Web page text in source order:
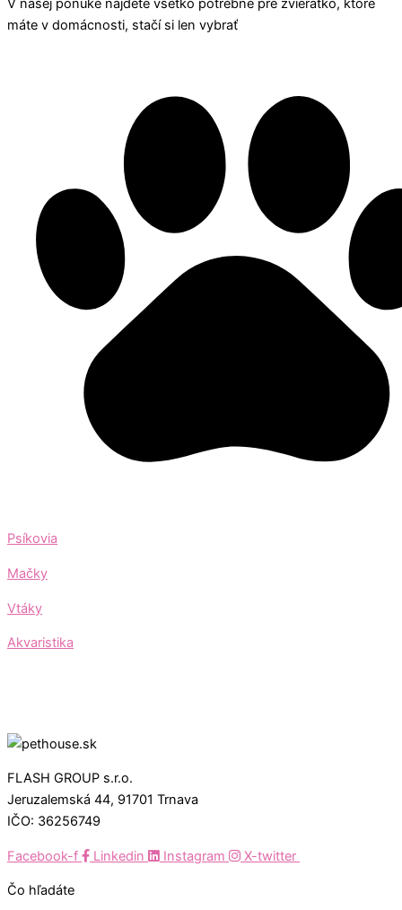
V našej ponuke nájdete všetko potrebné pre zvieratko, ktoré
máte v domácnosti, stačí si len vybrať
Psíkovia
Mačky
Vtáky
Akvaristika
FLASH GROUP s.r.o.
Jeruzalemská 44, 91701 Trnava
IČO: 36256749
Facebook-f Linkedin Instagram X-twitter
Čo hľadáte